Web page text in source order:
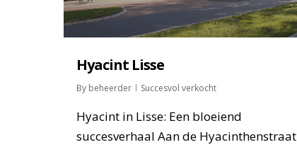
Hyacint Lisse
By beheerder Succesvol verkocht
Hyacint in Lisse: Een bloeiend
succesverhaal Aan de Hyacinthenstraat